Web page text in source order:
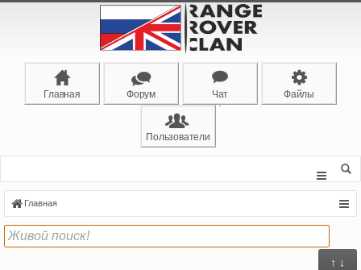
Главная Форум Чат Файлы
Пользователи
Главная
↑ ↓